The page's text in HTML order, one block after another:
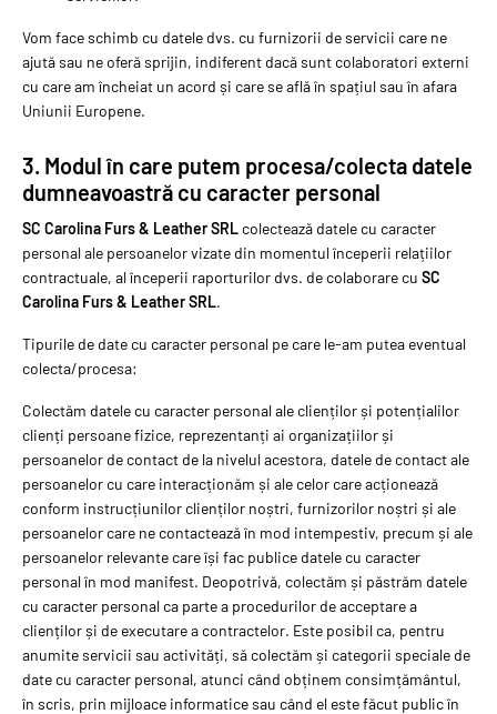
Vom face schimb cu datele dvs. cu furnizorii de servicii care ne
ajută sau ne oferă sprijin, indiferent dacă sunt colaboratori externi
cu care am încheiat un acord și care se află în spațiul sau în afara
Uniunii Europene.
3. Modul în care putem procesa/colecta datele
dumneavoastră cu caracter personal
SC Carolina Furs & Leather SRLcolectează datele cu caracter
personal ale persoanelor vizate din momentul începerii relațiilor
contractuale, al începerii raporturilor dvs. de colaborare cu SC
Carolina Furs & Leather SRL.
Tipurile de date cu caracter personal pe care le-am putea eventual
colecta/procesa:
Colectăm datele cu caracter personal ale clienților și potențialilor
clienți persoane fizice, reprezentanți ai organizațiilor și
persoanelor de contact de la nivelul acestora, datele de contact ale
persoanelor cu care interacționăm și ale celor care acționează
conform instrucțiunilor clienților noștri, furnizorilor noștri și ale
persoanelor care ne contactează în mod intempestiv, precum și ale
persoanelor relevante care își fac publice datele cu caracter
personal în mod manifest. Deopotrivă, colectăm și păstrăm datele
cu caracter personal ca parte a procedurilor de acceptare a
clienților și de executare a contractelor. Este posibil ca, pentru
anumite servicii sau activități, să colectăm și categorii speciale de
date cu caracter personal, atunci când obținem consimțământul,
în scris, prin mijloace informatice sau când el este făcut public în